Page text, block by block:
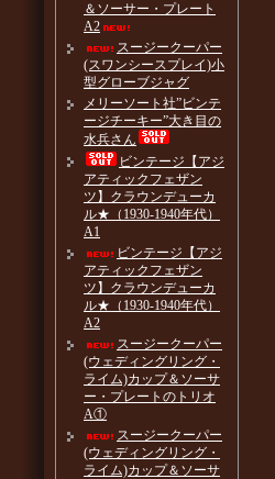
＆ソーサー・プレート
A2
スージークーパー
(スワンシースプレイ)小
型グローブジャグ
メリーソート社”ビンテ
ージチーキー”大き目の
水兵さん
ビンテージ【アジ
アティックフェザン
ツ】クラウンデューカ
ル★（1930-1940年代）
A1
ビンテージ【アジ
アティックフェザン
ツ】クラウンデューカ
ル★（1930-1940年代）
A2
スージークーパー
(ウェディングリング・
ライム)カップ＆ソーサ
ー・プレートのトリオ
A①
スージークーパー
(ウェディングリング・
ライム)カップ＆ソーサ